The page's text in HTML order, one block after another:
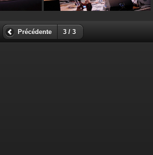
Précédente 3 / 3